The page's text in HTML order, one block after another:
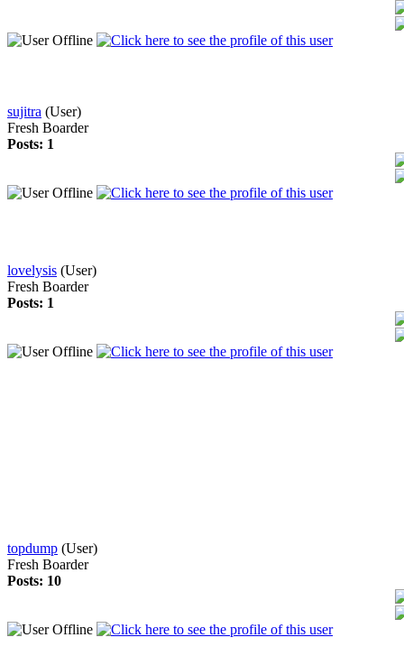
sujitra (User)
Fresh Boarder
Posts: 1
lovelysis (User)
Fresh Boarder
Posts: 1
topdump (User)
Fresh Boarder
Posts: 10